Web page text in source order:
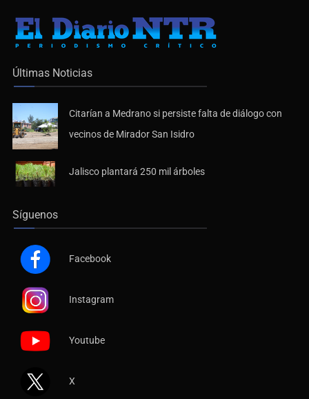
Últimas Noticias
Citarían a Medrano si persiste falta de diálogo con
vecinos de Mirador San Isidro
Jalisco plantará 250 mil árboles
Síguenos
Facebook
Instagram
Youtube
X